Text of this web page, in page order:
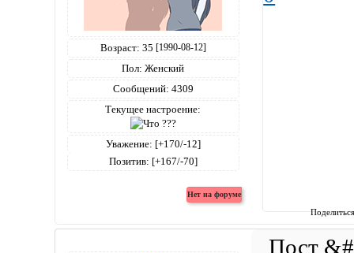
Возраст: 35 [1990-08-12]
Пол: Женский
Сообщений: 4309
Текущее настроение:
Уважение: [+170/-12]
Позитив: [+167/-70]